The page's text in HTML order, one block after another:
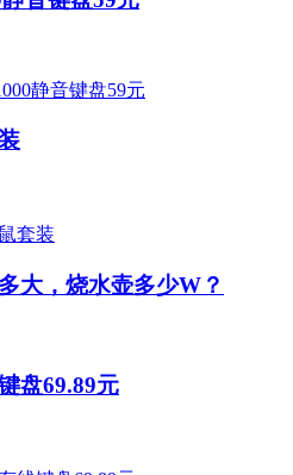
大，烧水壶多少W？
盘69.89元